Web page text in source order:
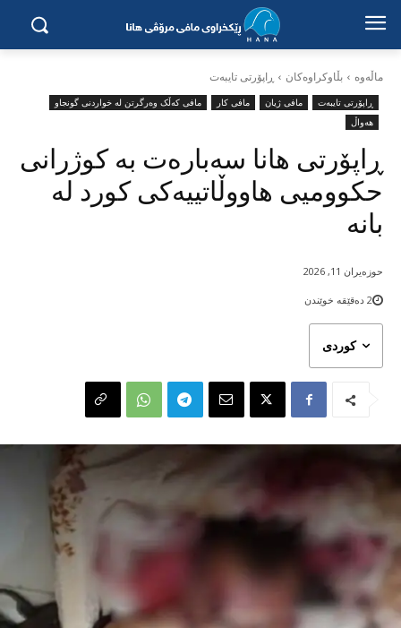
ماڵه‌وه‌ بڵاوکراوەکان ڕاپۆرتی تایبەت
ڕاپۆرتی تایبەت مافی ژیان مافی کار
مافی کەڵک وەرگرتن لە خواردنی گونجاو
هەواڵ
ڕاپۆرتی هانا سەبارەت بە کوژرانی
حکوومیی هاووڵاتییەکی کورد لە
بانە
کوردی
2 دەقێقە خوێندن
حوزه‌یران 11, 2026